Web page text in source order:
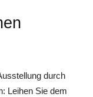
durch
Leihen Sie dem